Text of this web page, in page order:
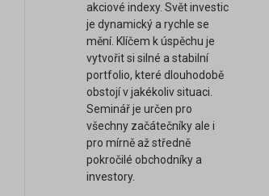
akciové indexy. Svět investic
je dynamický a rychle se
mění. Klíčem k úspěchu je
vytvořit si silné a stabilní
portfolio, které dlouhodobě
obstojí v jakékoliv situaci.
Seminář je určen pro
všechny začátečníky ale i
pro mírně až středně
pokročilé obchodníky a
investory.